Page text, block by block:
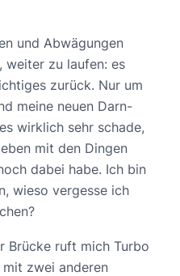
und Abwägungen
weiter zu laufen: es
zurück. Nur um
meine neuen Darn-
wirklich sehr schade,
mit den Dingen
dabei habe. Ich bin
wieso vergesse ich
Brücke ruft mich Turbo
zwei anderen